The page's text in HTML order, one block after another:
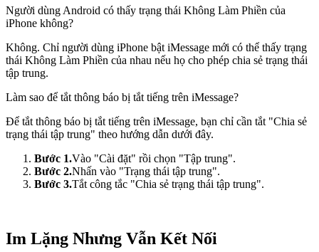
Người dùng Android có thấy trạng thái Không Làm Phiền của
iPhone không?
Không. Chỉ người dùng iPhone bật iMessage mới có thể thấy trạng
thái Không Làm Phiền của nhau nếu họ cho phép chia sẻ trạng thái
tập trung.
Làm sao để tắt thông báo bị tắt tiếng trên iMessage?
Để tắt thông báo bị tắt tiếng trên iMessage, bạn chỉ cần tắt "Chia sẻ
trạng thái tập trung" theo hướng dẫn dưới đây.
Bước 1.Vào "Cài đặt" rồi chọn "Tập trung".
Bước 2.Nhấn vào "Trạng thái tập trung".
Bước 3.Tắt công tắc "Chia sẻ trạng thái tập trung".
Im Lặng Nhưng Vẫn Kết Nối